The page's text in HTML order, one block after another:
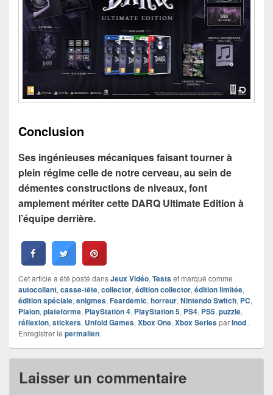
Conclusion
Ses ingénieuses mécaniques faisant tourner à
plein régime celle de notre cerveau, au sein de
démentes constructions de niveaux, font
amplement mériter cette DARQ Ultimate Edition à
l’équipe derrière.
Cet article a été posté dansJeux Vidéo, Testset marqué comme
autocollant, casse-tête, collector, édition collector, édition limitée,
édition spéciale, enigmes, Feardemic, horreur, Nintendo Switch, PC,
Plaion, plateforme, PlayStation 4, PlayStation 5, PS4, PS5, puzzle,
réflexion, stickers, Unfold Games, Xbox One, Xbox SeriesparInod .
Enregistrer le permalien.
Laisser un commentaire